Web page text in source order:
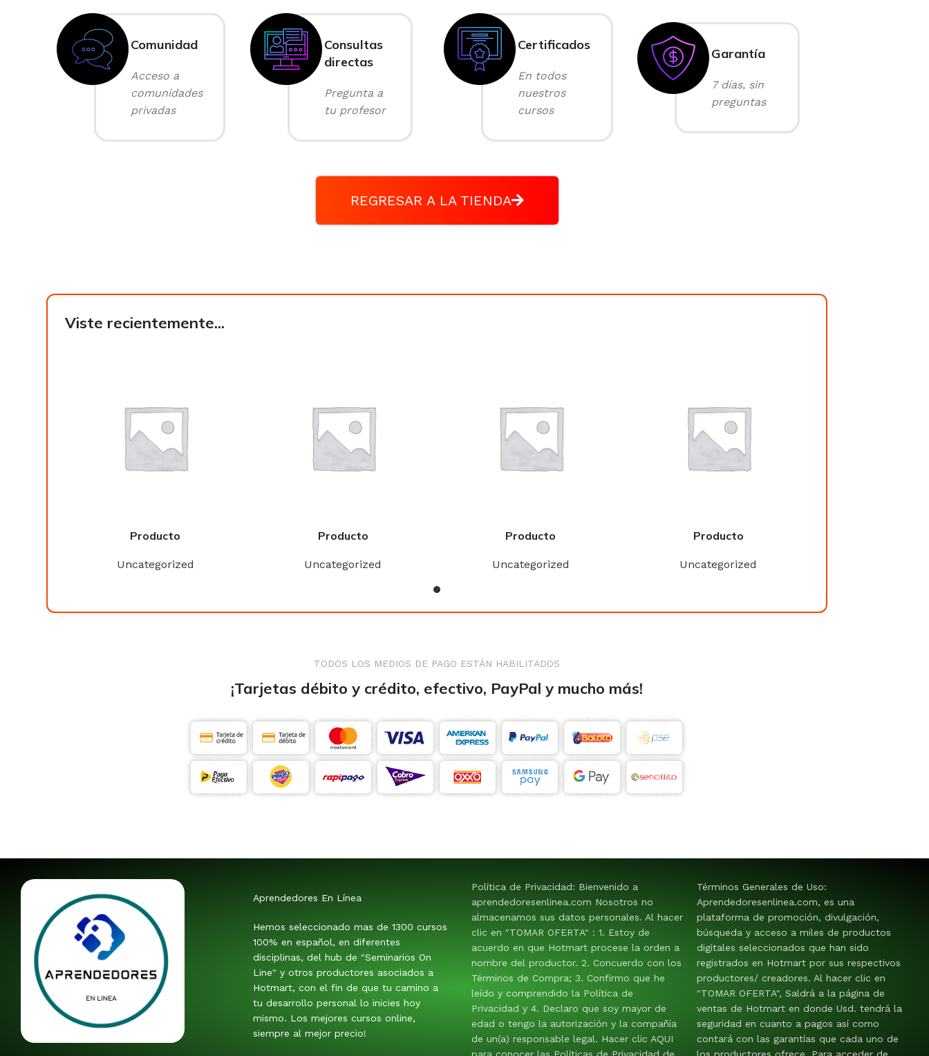
Comunidad
Acceso a
comunidades
privadas
Consultas
directas
Pregunta a
tu profesor
Certificados
En todos
nuestros
cursos
Garantía
7 días, sin
preguntas
REGRESAR A LA TIENDA
Viste recientemente...
Producto
Uncategorized
Producto
Uncategorized
Producto
Uncategorized
Producto
Uncategorized
TODOS LOS MEDIOS DE PAGO ESTÁN HABILITADOS
¡Tarjetas débito y crédito, efectivo, PayPal y mucho más!
Aprendedores En Línea
Hemos seleccionado mas de 1300 cursos
100% en español, en diferentes
disciplinas, del hub de "Seminarios On
Line" y otros productores asociados a
Hotmart, con el fin de que tu camino a
tu desarrollo personal lo inicies hoy
mismo. Los mejores cursos online,
siempre al mejor precio!
Política de Privacidad: Bienvenido a
aprendedoresenlinea.com Nosotros no
almacenamos sus datos personales. Al hacer
clic en "TOMAR OFERTA" : 1. Estoy de
acuerdo en que Hotmart procese la orden a
nombre del productor. 2. Concuerdo con los
Términos de Compra; 3. Confirmo que he
leído y comprendido la Política de
Privacidad y 4. Declaro que soy mayor de
edad o tengo la autorización y la compañía
de un(a) responsable legal. Hacer clic AQUI
para conocer las Políticas de Privacidad de
Términos Generales de Uso:
Aprendedoresenlinea.com, es una
plataforma de promoción, divulgación,
búsqueda y acceso a miles de productos
digitales seleccionados que han sido
registrados en Hotmart por sus respectivos
productores/ creadores. Al hacer clic en
"TOMAR OFERTA", Saldrá a la página de
ventas de Hotmart en donde Usd. tendrá la
seguridad en cuanto a pagos así como
contará con las garantías que cada uno de
los productores ofrece. Para acceder de